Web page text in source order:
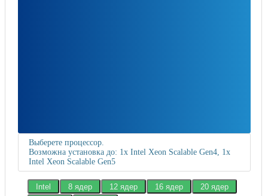
Выберете процессор.
Возможна установка до: 1x Intel Xeon Scalable Gen4, 1x
Intel Xeon Scalable Gen5
Intel 8 ядер 12 ядер 16 ядер
20 ядер